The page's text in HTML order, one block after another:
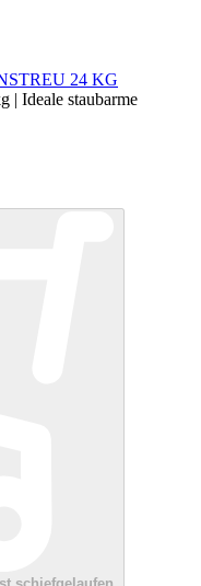
24 KG
| Ideale staubarme